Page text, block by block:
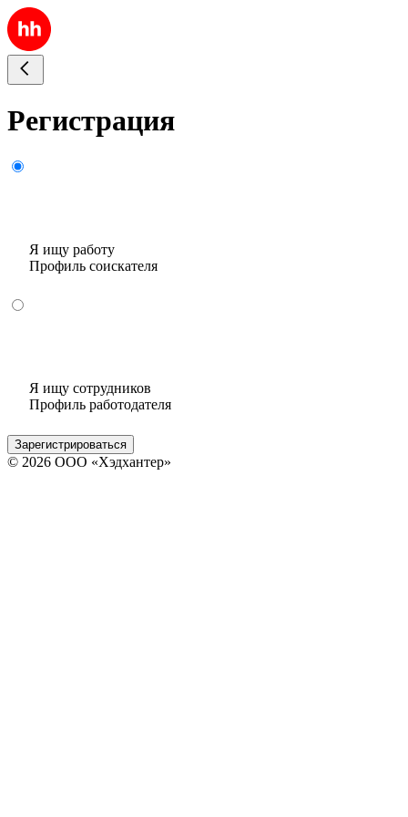
Регистрация
Я ищу работу
Профиль соискателя
Я ищу сотрудников
Профиль работодателя
Зарегистрироваться
© 2026 ООО «Хэдхантер»